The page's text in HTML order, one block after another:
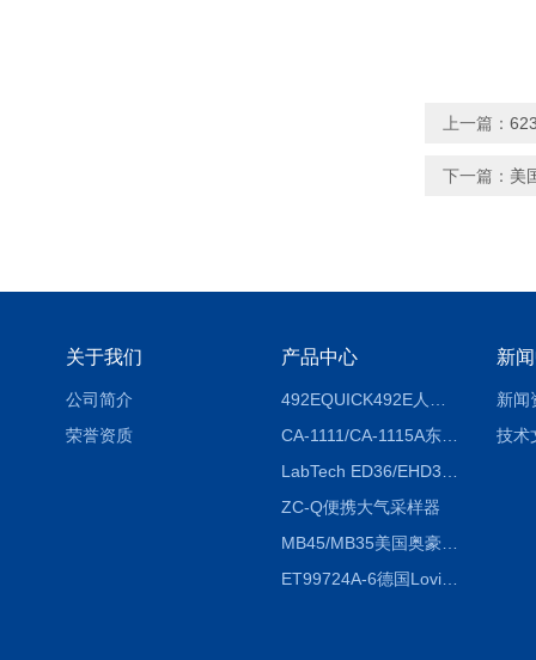
上一篇：
下一篇： 美
关于我们
公司简介
荣誉资质
产品中心
CA-1111/CA-1115A东京理化EYELA CA-1111/CA-1115A冷却水循环装置
ZC-Q便携大气采样器
MB45/MB35美国奥豪斯OHAUS MB45/MB35卤素红外水分测定仪
ET99724A-6德国Lovibond ET99724A-6微电脑BOD测定仪
新
新闻
技术